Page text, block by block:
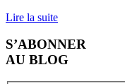
Lire la suite
S’ABONNER
AU BLOG